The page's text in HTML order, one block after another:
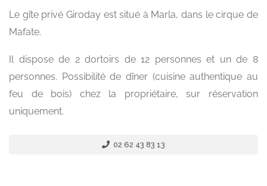
Le gîte privé Giroday est situé à Marla, dans le cirque de
Mafate.
Il dispose de 2 dortoirs de 12 personnes et un de 8
personnes. Possibilité de dîner (cuisine authentique au
feu de bois) chez la propriétaire, sur réservation
uniquement.
02 62 43 83 13